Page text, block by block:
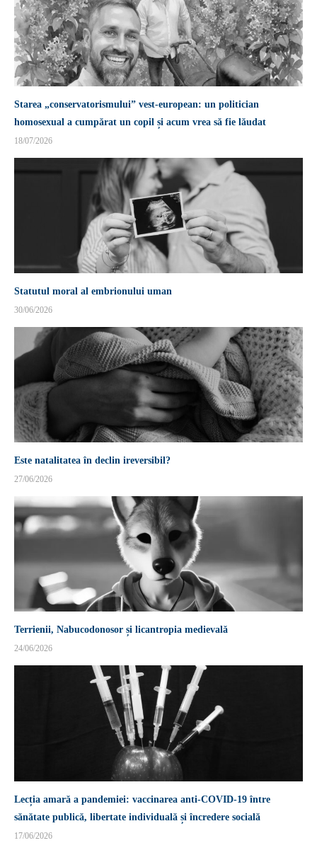
Starea „conservatorismului” vest-european: un politician
homosexual a cumpărat un copil și acum vrea să fie lăudat
18/07/2026
Statutul moral al embrionului uman
30/06/2026
Este natalitatea în declin ireversibil?
27/06/2026
Terrienii, Nabucodonosor și licantropia medievală
24/06/2026
Lecția amară a pandemiei: vaccinarea anti-COVID-19 între
sănătate publică, libertate individuală și încredere socială
17/06/2026